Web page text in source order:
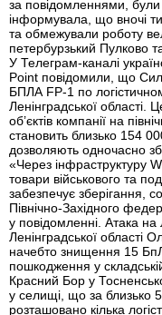
за повідомленнями, були
інформувала, що вночі
та обмежували роботу
петербурзький Пулково
У Телеграм-каналі
Point повідомили, що
БПЛА FP-1 по
Ленінградської області.
об’єктів компанії на
становить близько 154
дозволяють одночасно
«Через інфраструктуру
товари військового та
забезпечує зберігання,
Північно-Західного
у повідомленні. Атака на
Ленінградської області
начебто знищення 15
пошкодження у
Красний Бор у
у селищі, що за близько
розташовано кілька